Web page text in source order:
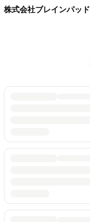
株式会社ブレインパッド